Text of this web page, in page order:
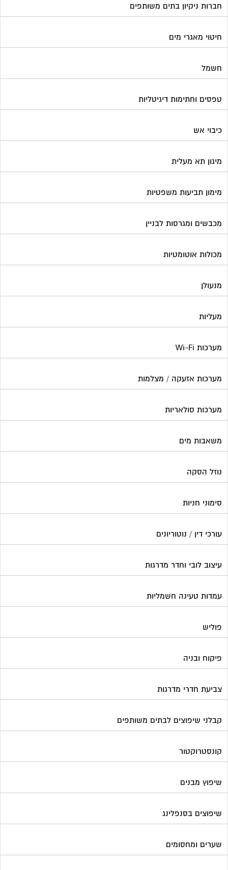
חברות ניקיון בתים משותפים
חיטוי מאגרי מים
חשמל
טפסים וחתימות דיגיטליות
כיבוי אש
מיגון תא מעלית
מימון תביעות משפטיות
מכבשים ומגרסות לבניין
מכולות אוטומטיות
מנעולן
מעליות
מערכות Wi-Fi
מערכות אזעקה / מצלמות
מערכות סולאריות
משאבות מים
נוזל הסקה
סימוני חניות
עורכי דין / נוטוריונים
עיצוב לובי וחדר מדרגות
עמדות טעינה חשמליות
פוליש
פיקוח ובניה
צביעת חדרי מדרגות
קבלני שיפוצים לבתים משותפים
קונסטרוקטור
שיפוץ מבנים
שיפוצים בסנפלינג
שערים ומחסומים